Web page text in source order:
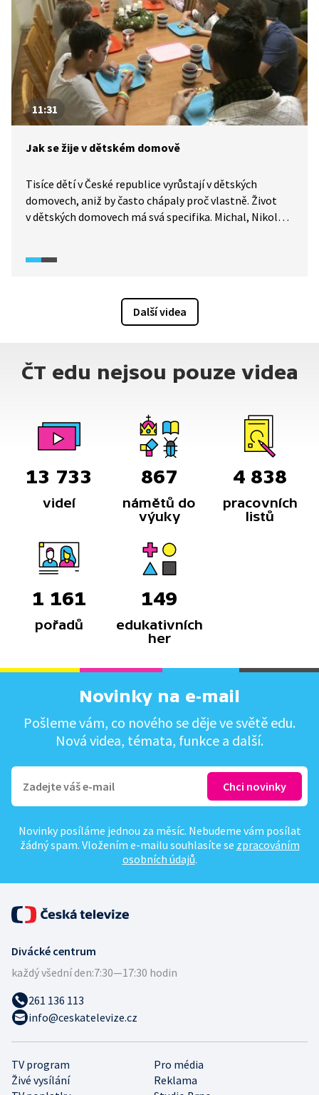
11:31
Jak se žije v dětském domově
Tisíce dětí v České republice vyrůstají v dětských
domovech, aniž by často chápaly proč vlastně. Život
v dětských domovech má svá specifika. Michal, Nikola,
a zkušenosti jsou vždy individuální, na mnohém se
soukromí, přísný a neosobní řád, stesk po rodině
a omezené možnosti při výběru střední školy.
Další videa
ČT edu nejsou pouze videa
13 733
videí
867
námětů do
výuky
4 838
pracovních
listů
1 161
pořadů
149
edukativních
her
Novinky na e-mail
Pošleme vám, co nového se děje ve světě edu.
Nová videa, témata, funkce a další.
Novinky posíláme jednou za měsíc. Nebudeme vám posílat
žádný spam. Vložením e-mailu souhlasíte se zpracováním
osobních údajů.